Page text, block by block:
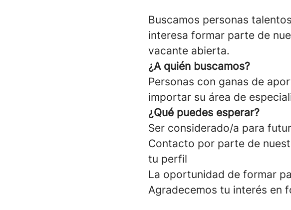
Buscamos personas
interesa formar parte de
vacante abierta.
¿A quién buscamos?
Personas con ganas de
importar su área de
¿Qué puedes esperar?
Ser considerado/a para
Contacto por parte de
tu perfil
La oportunidad de formar
Agradecemos tu interés en